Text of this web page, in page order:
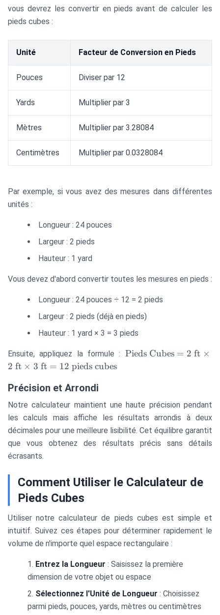
vous devrez les convertir en pieds avant de calculer les
pieds cubes :
Unité Facteur de Conversion en Pieds
Pouces Diviser par 12
Yards Multiplier par 3
Mètres Multiplier par 3.28084
Centimètres Multiplier par 0.0328084
Par exemple, si vous avez des mesures dans différentes
unités :
Longueur : 24 pouces
Largeur : 2 pieds
Hauteur : 1 yard
Vous devez d'abord convertir toutes les mesures en pieds :
Longueur : 24 pouces ÷ 12 = 2 pieds
Largeur : 2 pieds (déjà en pieds)
Hauteur : 1 yard × 3 = 3 pieds
Ensuite, appliquez la formule : \text{Pieds
\times 3
\text{ ft}
= 12
\text{
Pieds Cubes = 2 ft ×
2 ft × 3 ft = 12 pieds cubes
Précision et Arrondi
Notre calculateur maintient une haute précision pendant
les calculs mais affiche les résultats arrondis à deux
décimales pour une meilleure lisibilité. Cet équilibre garantit
que vous obtenez des résultats précis sans détails
écrasants.
Comment Utiliser le Calculateur de
Pieds Cubes
Utiliser notre calculateur de pieds cubes est simple et
intuitif. Suivez ces étapes pour déterminer rapidement le
volume de n'importe quel espace rectangulaire :
Entrez la Longueur : Saisissez la première
dimension de votre objet ou espace
Sélectionnez l'Unité de Longueur : Choisissez
parmi pieds, pouces, yards, mètres ou centimètres